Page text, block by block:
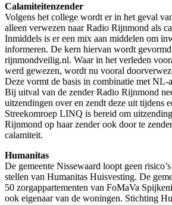
Calamiteitenzender
Volgens het college wordt er in het geval
alleen verwezen naar Radio Rijnmond als
Inmiddels is er een mix aan middelen om
informeren. De kern hiervan wordt
rijnmondveilig.nl. Waar in het verleden
werd gewezen, wordt nu vooral
Deze vormt de basis in combinatie met NL-
Bij uitval van de zender Radio Rijnmond
uitzendingen over en zendt deze uit tijdens
Streekomroep LINQ is bereid om
Rijnmond op haar zender ook door te
calamiteit.
Humanitas
De gemeente Nissewaard loopt geen
stellen van Humanitas Huisvesting. De
50 zorgappartementen van FoMaVa
ook eigenaar van de woningen. Stichting